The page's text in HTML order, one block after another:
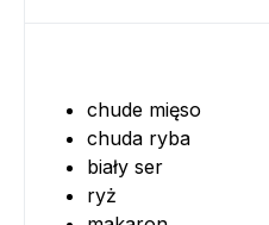
chude mięso
chuda ryba
biały ser
ryż